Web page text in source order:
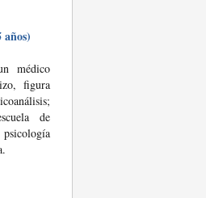
años)
médico
figura
de